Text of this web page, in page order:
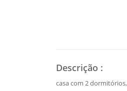
Descrição :
casa com 2